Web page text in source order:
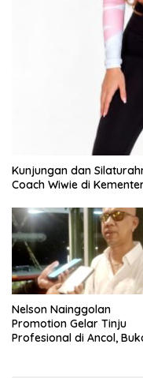
Kunjungan dan
Coach Wiwie di
Nelson Nainggolan
Promotion Gelar Tinju
Profesional di Ancol,